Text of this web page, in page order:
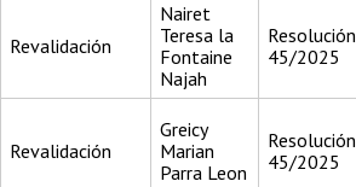
Revalidación
Nairet
Teresa la
Fontaine
Najah
Resolución
45/2025
Revalidación
Greicy
Marian
Parra Leon
Resolución
45/2025